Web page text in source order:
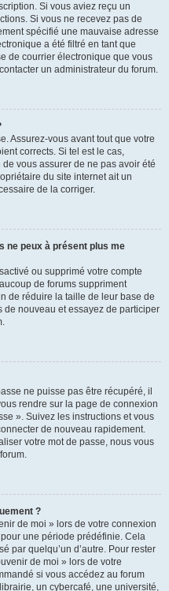
Si vous aviez reçu un
Si vous ne recevez pas de
spécifié une mauvaise adresse
a été filtré en tant que
de courrier électronique que vous
un administrateur du forum.
Assurez-vous avant tout que votre
corrects. Si tel est le cas,
vous assurer de ne pas avoir été
du site internet ait un
de la corriger.
ne peux à présent plus me
ou supprimé votre compte
de forums suppriment
de réduire la taille de leur base de
de nouveau et essayez de participer
ne puisse pas être récupéré, il
rendre sur la page de connexion
». Suivez les instructions et vous
de nouveau rapidement.
votre mot de passe, nous vous
?
de moi » lors de votre connexion
une période prédéfinie. Cela
par quelqu’un d’autre. Pour rester
de moi » lors de votre
si vous accédez au forum
un cybercafé, une université,